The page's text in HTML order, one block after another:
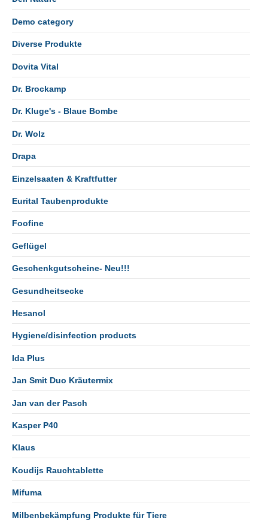
Demo category
Diverse Produkte
Dovita Vital
Dr. Brockamp
Dr. Kluge's - Blaue Bombe
Dr. Wolz
Drapa
Einzelsaaten & Kraftfutter
Eurital Taubenprodukte
Foofine
Geflügel
Geschenkgutscheine- Neu!!!
Gesundheitsecke
Hesanol
Hygiene/disinfection products
Ida Plus
Jan Smit Duo Kräutermix
Jan van der Pasch
Kasper P40
Klaus
Koudijs Rauchtablette
Mifuma
Milbenbekämpfung Produkte für Tiere